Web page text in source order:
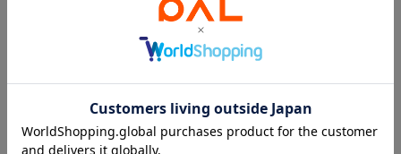
千葉ペリエ店
2026.07.28
アミュエスト博多店
BIRTHDAY BAR